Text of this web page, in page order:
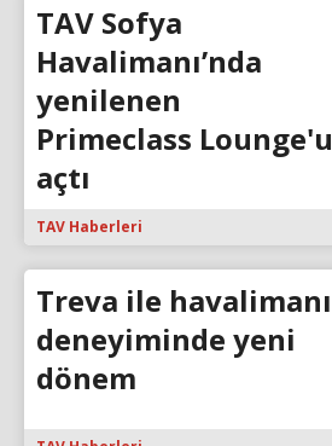
TAV Sofya
Havalimanı’nda
yenilenen
Primeclass Lounge'u
açtı
TAV Haberleri
Treva ile havalimanı
deneyiminde yeni
dönem